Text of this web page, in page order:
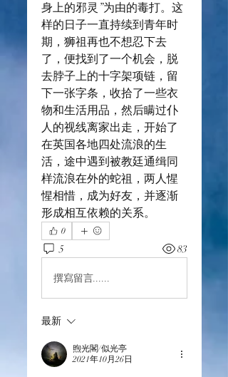
身上的邪灵”为由的毒打。这
样的日子一直持续到青年时
期，狮祖再也不想忍下去
了，便找到了一个机会，脱
去脖子上的十字架项链，留
下一张字条，收拾了一些衣
物和生活用品，然后瞒过仆
人的视线离家出走，开始了
在英国各地四处流浪的生
活，途中遇到被教廷通缉同
样流浪在外的蛇祖，两人惺
惺相惜，成为好友，并逐渐
形成相互依赖的关系。
0
5 83
撰寫留言......
最新
煦光閣/似光亭
2021年10月26日